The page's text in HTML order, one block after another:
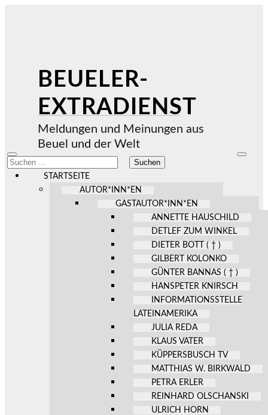
BEUELER-
EXTRADIENST
Meldungen und Meinungen aus
Beuel und der Welt
Mobile-
Menü
ein-/ausblenden
Suchen
nach:
STARTSEITE
AUTOR*INN*EN
GASTAUTOR*INN*EN
ANNETTE HAUSCHILD
DETLEF ZUM WINKEL
DIETER BOTT ( † )
GILBERT KOLONKO
GÜNTER BANNAS ( † )
HANSPETER KNIRSCH
INFORMATIONSSTELLE
LATEINAMERIKA
JULIA REDA
KLAUS VATER
KÜPPERSBUSCH TV
MATTHIAS W. BIRKWALD
PETRA ERLER
REINHARD OLSCHANSKI
ULRICH HORN